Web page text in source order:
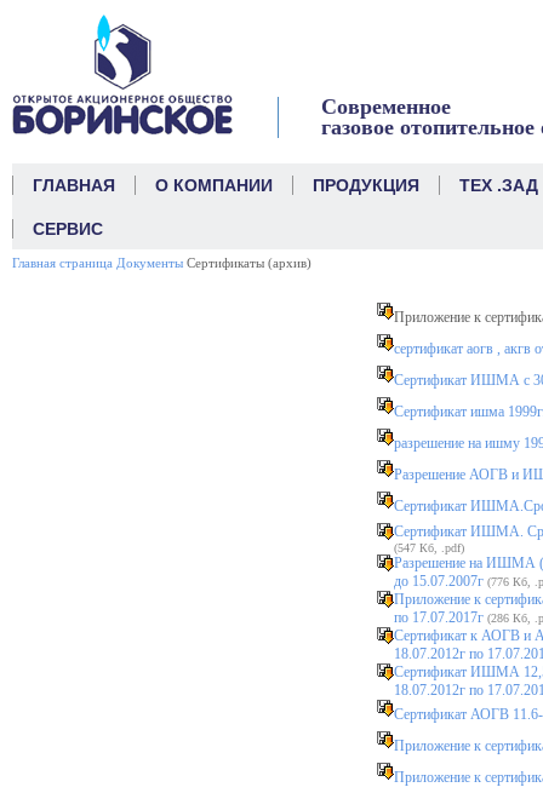
Современное
газовое
ГЛАВНАЯ О КОМПАНИИ ПРОДУКЦИЯ ТЕХ
СЕРВИС
Главная страница Документы Сертификаты (архив)
Приложение к
сертификат аогв , акгв
Сертификат ИШМА с
Сертификат ишма
разрешение на ишму
Разрешение АОГВ и
Сертификат
Сертификат ИШМА.
(547 Кб, .pdf)
Разрешение на ИШМА
до 15.07.2007г (776 Кб,
Приложение к
по 17.07.2017г (286 Кб,
Сертификат к АОГВ и
18.07.2012г по
Сертификат ИШМА
18.07.2012г по
Сертификат АОГВ
Приложение к
Приложение к